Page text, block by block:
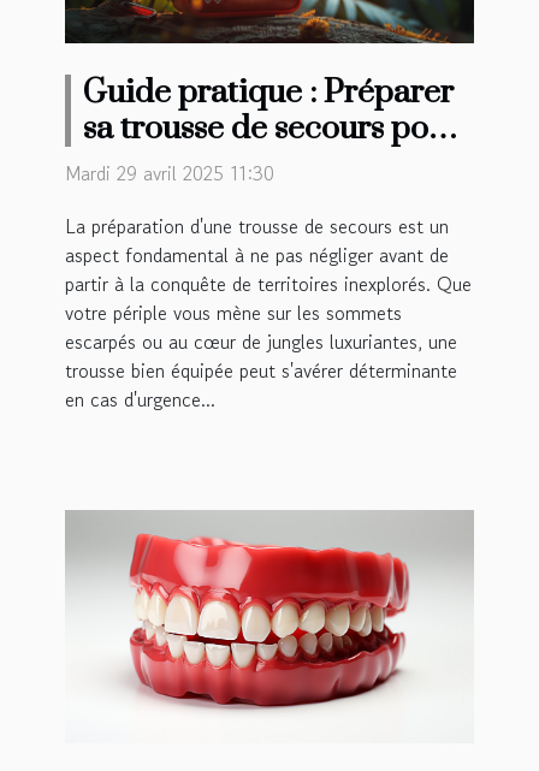
Guide pratique : Préparer
sa trousse de secours pour
des aventures lointaines
Mardi 29 avril 2025 11:30
La préparation d'une trousse de secours est un
aspect fondamental à ne pas négliger avant de
partir à la conquête de territoires inexplorés. Que
votre périple vous mène sur les sommets
escarpés ou au cœur de jungles luxuriantes, une
trousse bien équipée peut s'avérer déterminante
en cas d'urgence...